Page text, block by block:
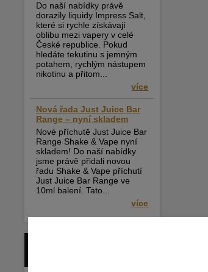
Do naší nabídky právě
dorazily liquidy Impress Salt,
které si rychle získávají
oblibu mezi vapery v celé
České republice. Pokud
hledáte tekutinu s jemným
potahem, rychlým nástupem
nikotinu a přitom...
více
Nová řada Just Juice Bar
Range – nyní skladem
Nové příchutě Just Juice Bar
Range Shake & Vape nyní
skladem! Do naší nabídky
jsme právě přidali novou
řadu Shake & Vape příchutí
Just Juice Bar Range ve
10ml balení. Tato...
více